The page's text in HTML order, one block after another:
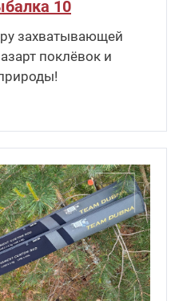
10
захватывающей
поклёвок и